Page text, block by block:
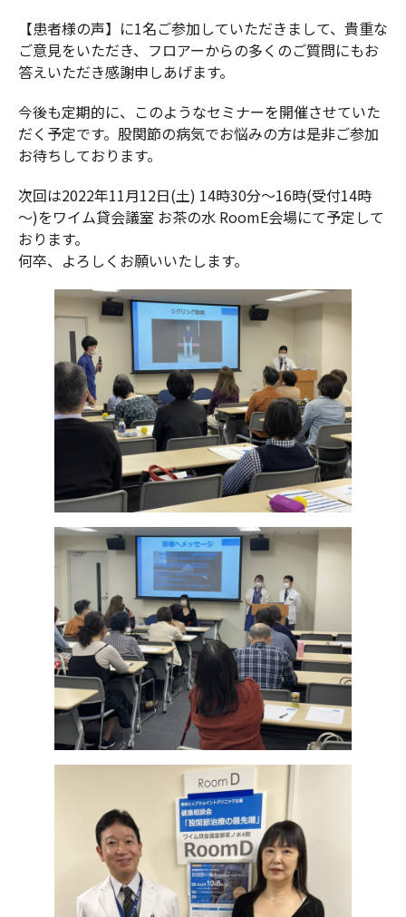
【患者様の声】に1名ご参加していただきまして、貴重な
ご意見をいただき、フロアーからの多くのご質問にもお
答えいただき感謝申しあげます。
今後も定期的に、このようなセミナーを開催させていた
だく予定です。股関節の病気でお悩みの方は是非ご参加
お待ちしております。
次回は2022年11月12日(土) 14時30分～16時(受付14時
～)をワイム貸会議室 お茶の水 RoomE会場にて予定して
おります。
何卒、よろしくお願いいたします。